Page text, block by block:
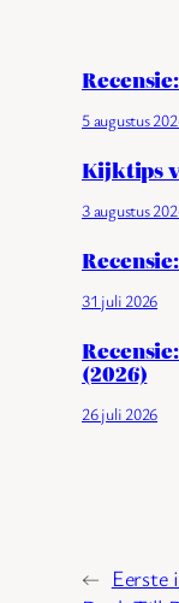
5 augustus
Kijktips
3 augustus
31 juli 2026
(2026)
26 juli 2026
← Eerste